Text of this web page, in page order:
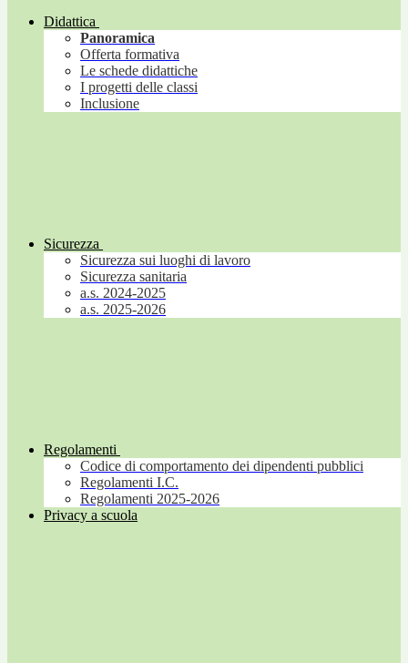
Didattica
Panoramica
Offerta formativa
Le schede didattiche
I progetti delle classi
Inclusione
Sicurezza
Sicurezza sui luoghi di lavoro
Sicurezza sanitaria
a.s. 2024-2025
a.s. 2025-2026
Regolamenti
Codice di comportamento dei dipendenti pubblici
Regolamenti I.C.
Regolamenti 2025-2026
Privacy a scuola